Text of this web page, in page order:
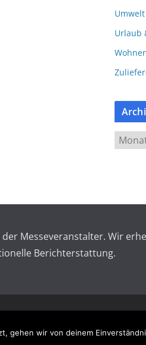
Urlaub
r
Messeveranstalter. Wir
Berichterstattung.
gehen wir von deinem